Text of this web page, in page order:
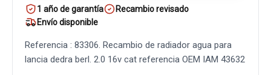
1 año de garantía
Recambio revisado
Envío disponible
Referencia : 83306. Recambio de radiador agua para
lancia dedra berl. 2.0 16v cat referencia OEM IAM 43632